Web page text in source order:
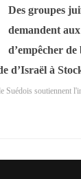
Des groupes
demandent
d’empêcher
d’Israël à
Suédois soutiennent